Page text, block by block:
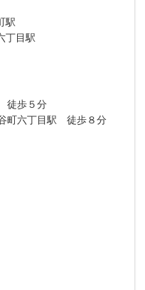
駅
丁目駅
徒歩５分
町六丁目駅 徒歩８分